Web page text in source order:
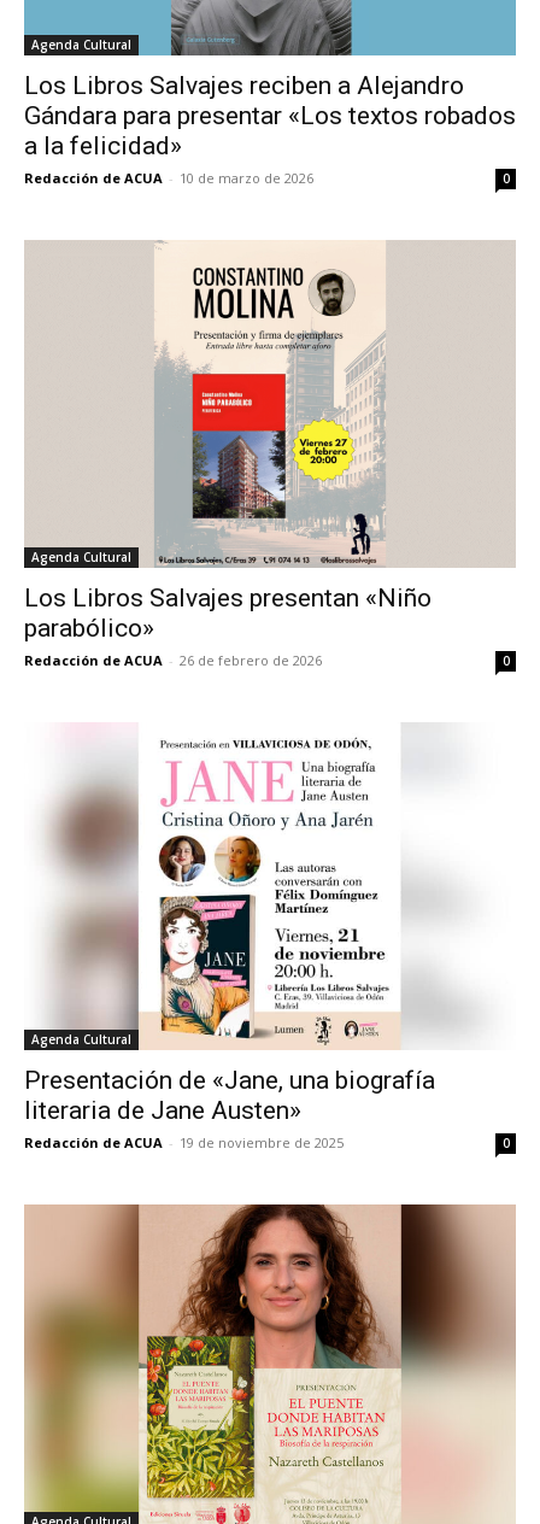
Agenda Cultural
Los Libros Salvajes reciben a Alejandro
Gándara para presentar «Los textos robados
a la felicidad»
Redacción de ACUA - 10 de marzo de 2026 0
Agenda Cultural
Los Libros Salvajes presentan «Niño
parabólico»
Redacción de ACUA - 26 de febrero de 2026 0
Agenda Cultural
Presentación de «Jane, una biografía
literaria de Jane Austen»
Redacción de ACUA - 19 de noviembre de 2025 0